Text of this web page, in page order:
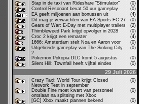
Stap in de taxi van Rideshare “Stimulator”
(0)
Control Resonant bevat 50 uur gameplay
(0)
EA geeft miljoenen aan bonussen uit
(4)
Dit mag je verwachten van EA Sports FC 27
(0)
Gears of War: E-Day met multiplayer trailers
(2)
Thimbleweed Park krijgt opvolger in 2028
(0)
Croc 2 krijgt een remaster
(4)
1666: Amsterdam stelt Noa en Aaron voor
(0)
Uitgebreide gameplay van The Sinking City
2
(0)
Pokemon Pokopia DLC komt 5 augustus
(0)
Silent Hill: Townfall heeft vijftal eindes
(0)
29 Juli 2026
Crazy Taxi: World Tour krijgt Closed
Network Test in september
(0)
Double Fine moet kwart van personeel
ontslaan na splitsing met Xbox
(0)
[GC] Xbox maakt plannen bekend
(0)